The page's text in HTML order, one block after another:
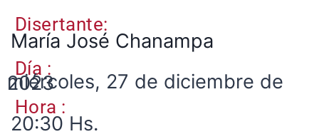
Disertante:
María José Chanampa
Día :
miércoles, 27 de diciembre de 2023
Hora :
20:30 Hs.